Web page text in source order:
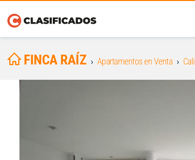
FINCA RAÍZ Apartamentos en Venta Cali